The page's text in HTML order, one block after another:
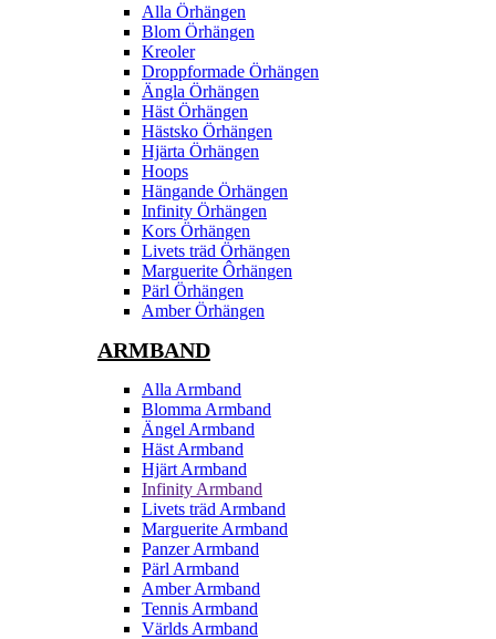
Alla Örhängen
Blom Örhängen
Kreoler
Droppformade Örhängen
Ängla Örhängen
Häst Örhängen
Hästsko Örhängen
Hjärta Örhängen
Hoops
Hängande Örhängen
Infinity Örhängen
Kors Örhängen
Livets träd Örhängen
Marguerite Ôrhängen
Pärl Örhängen
Amber Örhängen
ARMBAND
Alla Armband
Blomma Armband
Ängel Armband
Häst Armband
Hjärt Armband
Infinity Armband
Livets träd Armband
Marguerite Armband
Panzer Armband
Pärl Armband
Amber Armband
Tennis Armband
Världs Armband